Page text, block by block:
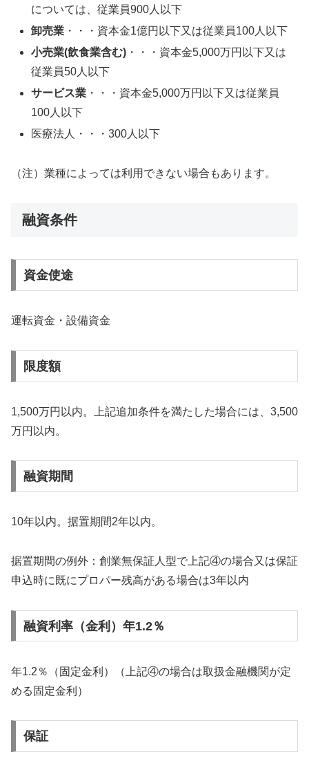
については、従業員900人以下
卸売業 ・・・資本金1億円以下又は従業員100人以下
小売業(飲食業含む) ・・・資本金5,000万円以下又は
従業員50人以下
サービス業 ・・・資本金5,000万円以下又は従業員
100人以下
医療法人・・・300人以下
（注）業種によっては利用できない場合もあります。
融資条件
資金使途
運転資金・設備資金
限度額
1,500万円以内。上記追加条件を満たした場合には、3,500
万円以内。
融資期間
10年以内。据置期間2年以内。
据置期間の例外：創業無保証人型で上記④の場合又は保証
申込時に既にプロパー残高がある場合は3年以内
融資利率（金利）年1.2％
年1.2％（固定金利）（上記④の場合は取扱金融機関が定
める固定金利）
保証